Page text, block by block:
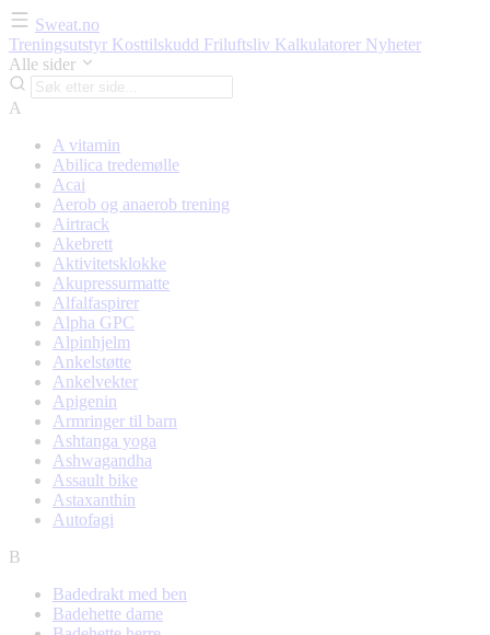
Sweat.no
Treningsutstyr Kosttilskudd Friluftsliv Kalkulatorer Nyheter
Alle sider
A
A vitamin
Abilica tredemølle
Acai
Aerob og anaerob trening
Airtrack
Akebrett
Aktivitetsklokke
Akupressurmatte
Alfalfaspirer
Alpha GPC
Alpinhjelm
Ankelstøtte
Ankelvekter
Apigenin
Armringer til barn
Ashtanga yoga
Ashwagandha
Assault bike
Astaxanthin
Autofagi
B
Badedrakt med ben
Badehette dame